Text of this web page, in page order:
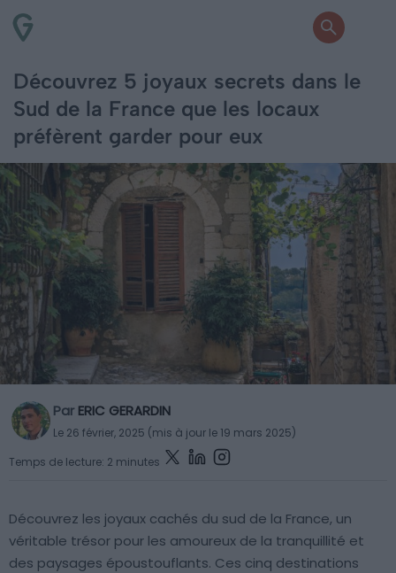
Découvrez 5 joyaux secrets dans le
Sud de la France que les locaux
préfèrent garder pour eux
Par ERIC GERARDIN
Le 26 février, 2025 (mis à jour le 19 mars 2025)
Temps de lecture: 2 minutes
Découvrez les joyaux cachés du sud de la France, un
véritable trésor pour les amoureux de la tranquillité et
des paysages époustouflants. Ces cinq destinations